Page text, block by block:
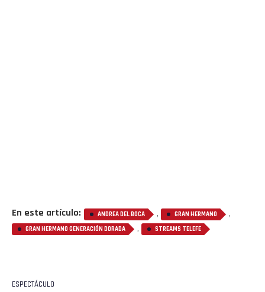
En este artículo: ANDREA DEL BOCA , GRAN HERMANO ,
GRAN HERMANO GENERACIÓN DORADA , STREAMS TELEFE
ESPECTÁCULO